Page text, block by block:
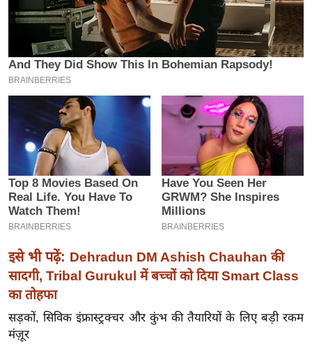
2
6
क्रा
ई
पे
प
र
सा
ल
बे
मि
इसे भी पढ़ें: Dehradun DM Ashish Chauhan की
सादगी, Tribal Gurukul में बच्चों को दिया Smart Class
का तोहफा
सड़कों, सिविक इंफ्रास्ट्रक्चर और कुंभ की तैयारियों के लिए बड़ी रकम
मंज़ूर